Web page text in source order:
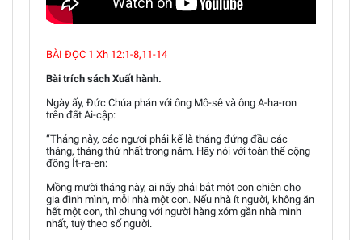
BÀI ĐỌC 1 Xh 12:1-8,11-14
Bài trích sách Xuất hành.
Ngày ấy, Đức Chúa phán với ông Mô-sê và ông A-ha-ron
trên đất Ai-cập:
“Tháng này, các ngươi phải kể là tháng đứng đầu các
tháng, tháng thứ nhất trong năm. Hãy nói với toàn thể cộng
đồng Ít-ra-en:
Mồng mười tháng này, ai nấy phải bắt một con chiên cho
gia đình mình, mỗi nhà một con. Nếu nhà ít người, không ăn
hết một con, thì chung với người hàng xóm gần nhà mình
nhất, tuỳ theo số người.